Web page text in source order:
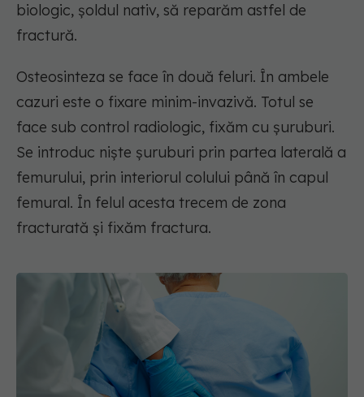
biologic, șoldul nativ, să reparăm astfel de
fractură.
Osteosinteza se face în două feluri. În ambele
cazuri este o fixare minim-invazivă. Totul se
face sub control radiologic, fixăm cu șuruburi.
Se introduc niște șuruburi prin partea laterală a
femurului, prin interiorul colului până în capul
femural. În felul acesta trecem de zona
fracturată și fixăm fractura.